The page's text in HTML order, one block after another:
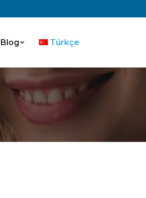
Blog Türkçe